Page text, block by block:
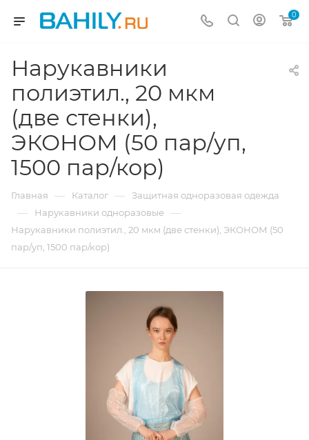
0
Нарукавники
полиэтил., 20 мкм
(две стенки),
ЭКОНОМ (50 пар/уп,
1500 пар/кор)
Главная — Каталог — Защитная одноразовая одежда
— Нарукавники одноразовые —
Нарукавники полиэтил., 20 мкм (две стенки), ЭКОНОМ (50
пар/уп, 1500 пар/кор)